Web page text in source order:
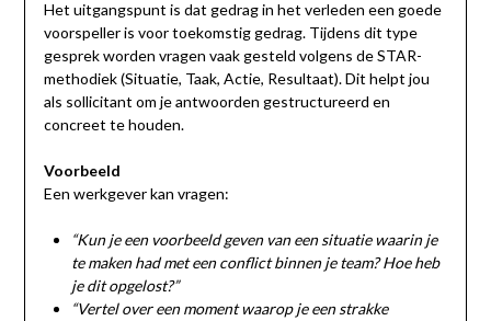
Het uitgangspunt is dat gedrag in het verleden een goede
voorspeller is voor toekomstig gedrag. Tijdens dit type
gesprek worden vragen vaak gesteld volgens de STAR-
methodiek (Situatie, Taak, Actie, Resultaat). Dit helpt jou
als sollicitant om je antwoorden gestructureerd en
concreet te houden.
Voorbeeld
Een werkgever kan vragen:
“Kun je een voorbeeld geven van een situatie waarin je
te maken had met een conflict binnen je team? Hoe heb
je dit opgelost?”
“Vertel over een moment waarop je een strakke